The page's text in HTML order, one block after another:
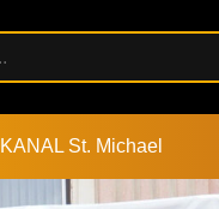
St. Michael